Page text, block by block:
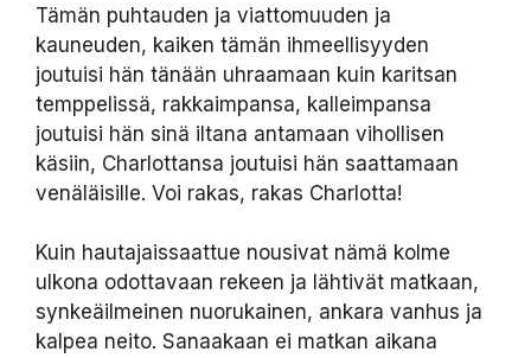
Tämän puhtauden ja viattomuuden ja
kauneuden, kaiken tämän ihmeellisyyden
joutuisi hän tänään uhraamaan kuin karitsan
temppelissä, rakkaimpansa, kalleimpansa
joutuisi hän sinä iltana antamaan vihollisen
käsiin, Charlottansa joutuisi hän saattamaan
venäläisille. Voi rakas, rakas Charlotta!
Kuin hautajaissaattue nousivat nämä kolme
ulkona odottavaan rekeen ja lähtivät matkaan,
synkeäilmeinen nuorukainen, ankara vanhus ja
kalpea neito. Sanaakaan ei matkan aikana